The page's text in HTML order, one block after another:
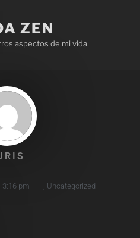
ZEN
aspectos de mi vida
3:16 pm Uncategorized